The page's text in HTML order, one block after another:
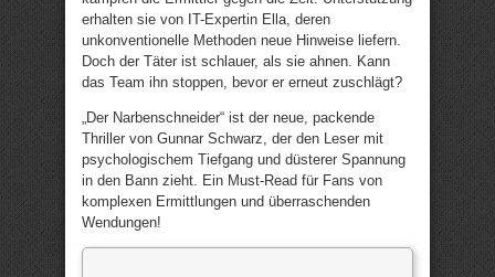
erhalten sie von IT-Expertin Ella, deren
unkonventionelle Methoden neue Hinweise liefern.
Doch der Täter ist schlauer, als sie ahnen. Kann
das Team ihn stoppen, bevor er erneut zuschlägt?
„Der Narbenschneider“ ist der neue, packende
Thriller von Gunnar Schwarz, der den Leser mit
psychologischem Tiefgang und düsterer Spannung
in den Bann zieht. Ein Must-Read für Fans von
komplexen Ermittlungen und überraschenden
Wendungen!